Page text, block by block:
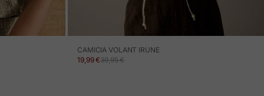
CAMICIA VOLANT IRUNE
PREZZO IN OFFERTA
19,99 €PREZZO NORMALE
39,95 €